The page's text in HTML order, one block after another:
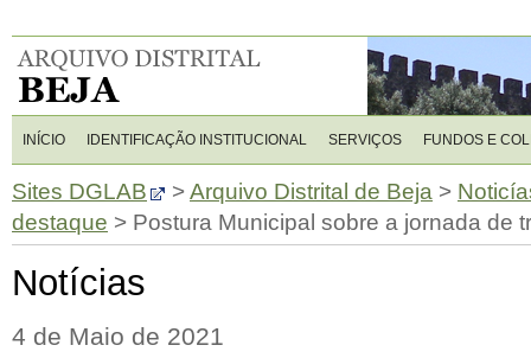
INÍCIO IDENTIFICAÇÃO INSTITUCIONAL SERVIÇOS FUNDOS E
Sites DGLAB >Arquivo Distrital de Beja >
destaque > Postura Municipal sobre a jornada de
Notícias
4 de Maio de 2021